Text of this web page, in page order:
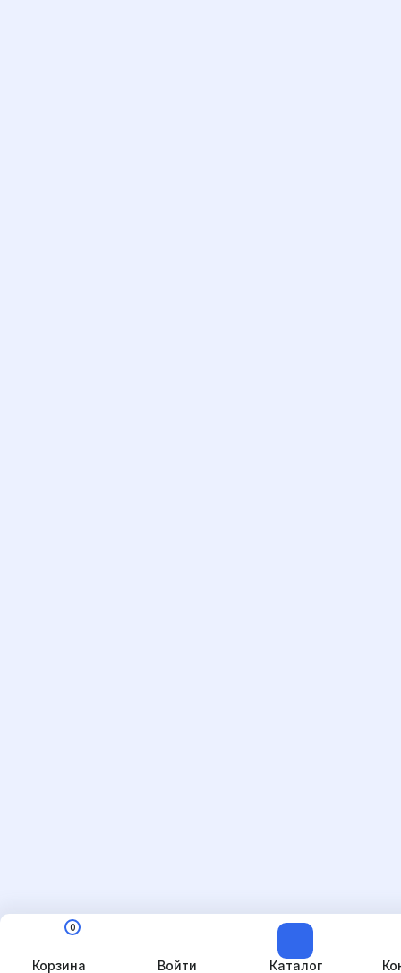
0
Корзина Войти Каталог